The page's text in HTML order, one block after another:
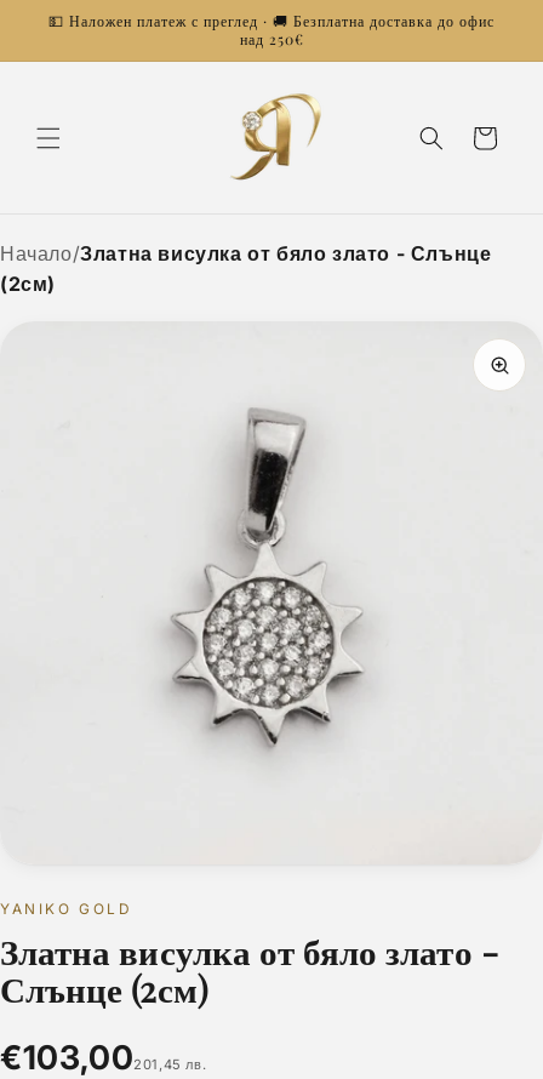
💵 Наложен платеж с преглед · 🚚 Безплатна доставка до офис
над 250€
Количка
Начало/Златна висулка от бяло злато - Слънце
(2см)
YANIKO GOLD
Златна висулка от бяло злато -
Слънце (2см)
€103,00201,45 лв.